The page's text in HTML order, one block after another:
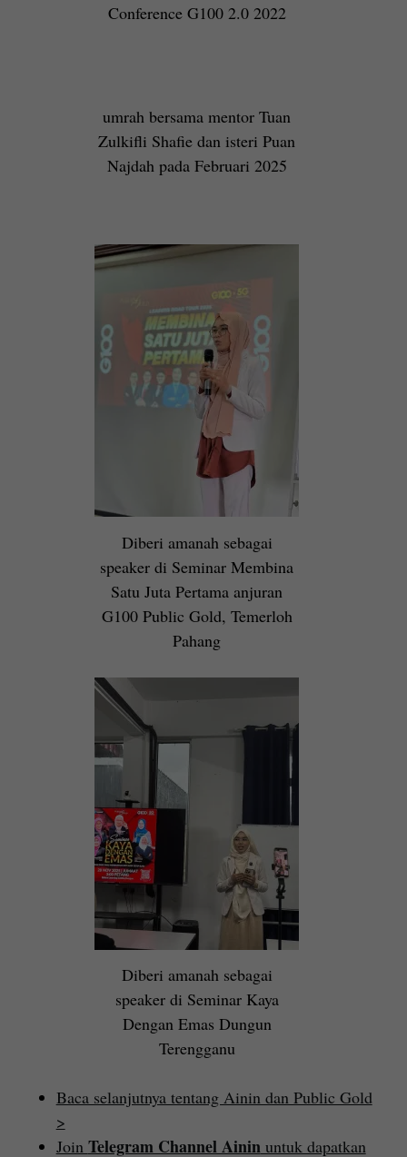
Conference G100 2.0 2022
umrah bersama mentor Tuan
Zulkifli Shafie dan isteri Puan
Najdah pada Februari 2025
Diberi amanah sebagai
speaker di Seminar Membina
Satu Juta Pertama anjuran
G100 Public Gold, Temerloh
Pahang
Diberi amanah sebagai
speaker di Seminar Kaya
Dengan Emas Dungun
Terengganu
Baca selanjutnya tentang Ainin dan Public Gold
>
Join Telegram Channel Aininuntuk dapatkan